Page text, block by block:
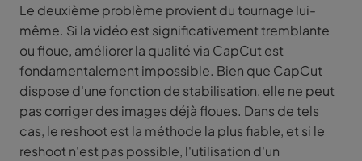
Le deuxième problème provient du tournage lui-
même. Si la vidéo est significativement tremblante
ou floue, améliorer la qualité via CapCut est
fondamentalement impossible. Bien que CapCut
dispose d'une fonction de stabilisation, elle ne peut
pas corriger des images déjà floues. Dans de tels
cas, le reshoot est la méthode la plus fiable, et si le
reshoot n'est pas possible, l'utilisation d'un